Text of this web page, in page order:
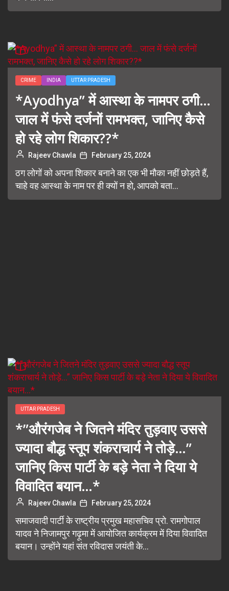
CRIME INDIA UTTAR PRADESH
*Ayodhya” में आस्था के नामपर ठगी…
जाल में फंसे दर्जनों रामभक्त, जानिए कैसे
हो रहे लोग शिकार??*
Rajeev Chawla February 25, 2024
ठग लोगों को अपना शिकार बनाने का एक भी मौका नहीं छोड़ते हैं,
चाहे वह आस्था के नाम पर ही क्यों न हो, आपको बता...
UTTAR PRADESH
*”औरंगजेब ने जितने मंदिर तुड़वाए उससे
ज्यादा बौद्ध स्तूप शंकराचार्य ने तोड़े…”
जानिए किस पार्टी के बड़े नेता ने दिया ये
विवादित बयान…*
Rajeev Chawla February 25, 2024
समाजवादी पार्टी के राष्ट्रीय प्रमुख महासचिव प्रो. रामगोपाल
यादव ने निजामपुर गढ़ूमा में आयोजित कार्यक्रम में दिया विवादित
बयान। उन्होंने यहां संत रविदास जयंती के...